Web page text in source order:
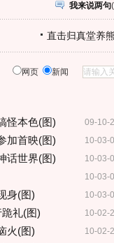
我来说两句(
直击归真堂养
网页 新闻
09-10-
怪本色(图)
10-03-
加首映(图)
10-03-
话世界(图)
10-03-
10-03-
身(图)
10-02-
跪礼(图)
10-02-
火(图)